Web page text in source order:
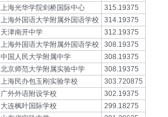
上海光华学院剑桥国际中心
315.19375
上海外国语大学附属外国语学校
314.19375
天津南开中学
312.19375
上海外国语大学附属外国语学校
308.19375
中国人民大学附属中学
308.19375
北京师范大学附属实验中学
308.19375
上海民办包玉刚实验学校
303.720875
广外外语附设学校
302.19375
大连枫叶国际学校
299.18275